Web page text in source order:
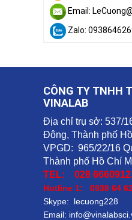
Email:
Zalo:
CÔNG TY TNHH
VINALAB
Địa chỉ trụ sở: 537/
Đông, Thành phố
VPGD: 965/22/16
Thành phố Hồ Chí
TEL: 028
Hotline 1: 0938 64
Skype: lecuong228
Email: